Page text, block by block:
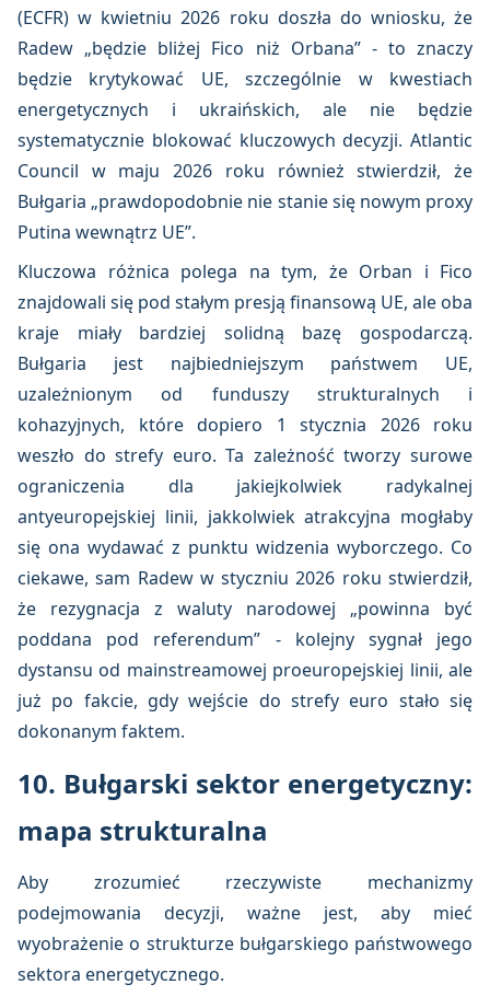
(ECFR) w kwietniu 2026 roku doszła do wniosku, że
Radew „będzie bliżej Fico niż Orbana” - to znaczy
będzie krytykować UE, szczególnie w kwestiach
energetycznych i ukraińskich, ale nie będzie
systematycznie blokować kluczowych decyzji. Atlantic
Council w maju 2026 roku również stwierdził, że
Bułgaria „prawdopodobnie nie stanie się nowym proxy
Putina wewnątrz UE”.
Kluczowa różnica polega na tym, że Orban i Fico
znajdowali się pod stałym presją finansową UE, ale oba
kraje miały bardziej solidną bazę gospodarczą.
Bułgaria jest najbiedniejszym państwem UE,
uzależnionym od funduszy strukturalnych i
kohazyjnych, które dopiero 1 stycznia 2026 roku
weszło do strefy euro. Ta zależność tworzy surowe
ograniczenia dla jakiejkolwiek radykalnej
antyeuropejskiej linii, jakkolwiek atrakcyjna mogłaby
się ona wydawać z punktu widzenia wyborczego. Co
ciekawe, sam Radew w styczniu 2026 roku stwierdził,
że rezygnacja z waluty narodowej „powinna być
poddana pod referendum” - kolejny sygnał jego
dystansu od mainstreamowej proeuropejskiej linii, ale
już po fakcie, gdy wejście do strefy euro stało się
dokonanym faktem.
10. Bułgarski sektor energetyczny:
mapa strukturalna
Aby zrozumieć rzeczywiste mechanizmy
podejmowania decyzji, ważne jest, aby mieć
wyobrażenie o strukturze bułgarskiego państwowego
sektora energetycznego.